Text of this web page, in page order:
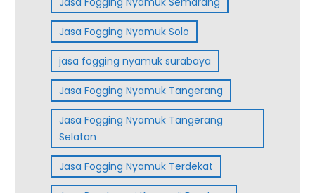
Jasa Fogging Nyamuk Solo
jasa fogging nyamuk surabaya
Jasa Fogging Nyamuk Tangerang
Jasa Fogging Nyamuk Tangerang
Selatan
Jasa Fogging Nyamuk Terdekat